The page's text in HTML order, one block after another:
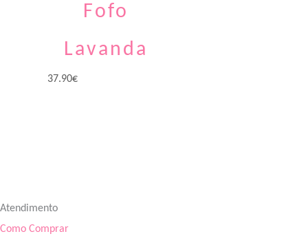
Fofo
Lavanda
37.90€
Atendimento
Como Comprar